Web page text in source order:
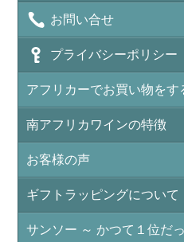
お問い合せ
プライバシーポリシー
アフリカーでお買い物をす
南アフリカワインの特徴
お客様の声
ギフトラッピングについて
サンソー ～ かつて１位だ